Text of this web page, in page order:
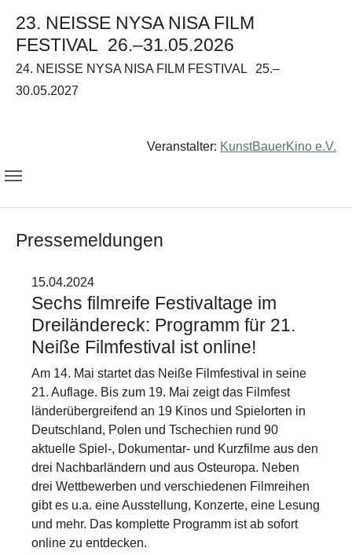
23. NEISSE NYSA NISA FILM
FESTIVAL 26.–31.05.2026
24. NEISSE NYSA NISA FILM FESTIVAL
25.–
30.05.2027
Veranstalter: KunstBauerKino e.V.
Pressemeldungen
15.04.2024
Sechs filmreife Festivaltage im
Dreiländereck: Programm für 21.
Neiße Filmfestival ist online!
Am 14. Mai startet das Neiße Filmfestival in seine
21. Auflage. Bis zum 19. Mai zeigt das Filmfest
länderübergreifend an 19 Kinos und Spielorten in
Deutschland, Polen und Tschechien rund 90
aktuelle Spiel-, Dokumentar- und Kurzfilme aus den
drei Nachbarländern und aus Osteuropa. Neben
drei Wettbewerben und verschiedenen Filmreihen
gibt es u.a. eine Ausstellung, Konzerte, eine Lesung
und mehr. Das komplette Programm ist ab sofort
online zu entdecken.